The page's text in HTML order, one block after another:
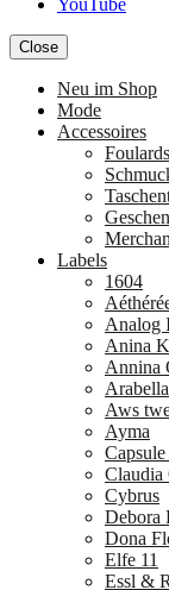
Close
Neu im Shop
Mode
Accessoires
Labels
1604
Analog
Anina
Annina
Aws
Ayma
Capsule
Claudia
Cybrus
Debora
Dona
Elfe 11
Essl &